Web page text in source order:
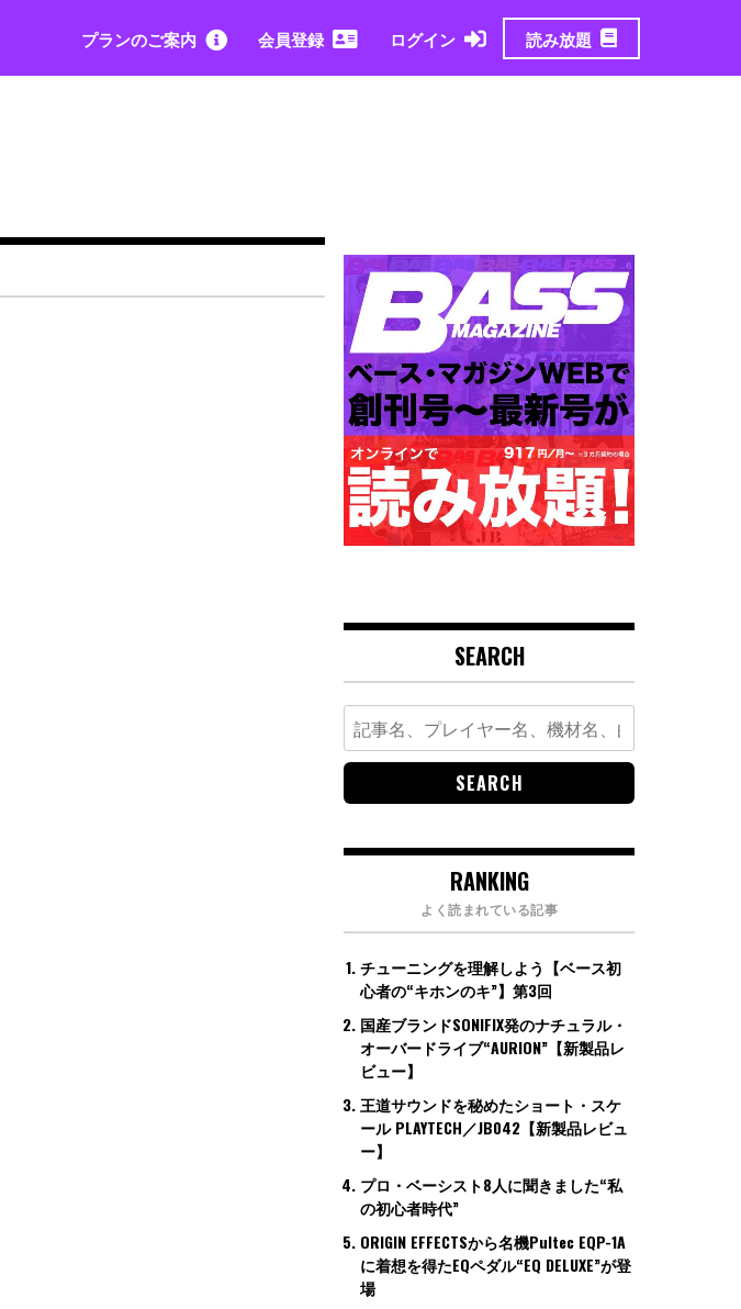
プランのご案内 会員登録 ログイン 読み放題
SEARCH
Search
for:
RANKING
よく読まれている記事
チューニングを理解しよう【ベース初
心者の“キホンのキ”】第3回
国産ブランドSONIFIX発のナチュラル・
オーバードライブ“AURION”【新製品レ
ビュー】
王道サウンドを秘めたショート・スケ
ール PLAYTECH／JB042【新製品レビュ
ー】
プロ・ベーシスト8人に聞きました“私
の初心者時代”
ORIGIN EFFECTSから名機Pultec EQP-1A
に着想を得たEQペダル“EQ DELUXE”が登
場